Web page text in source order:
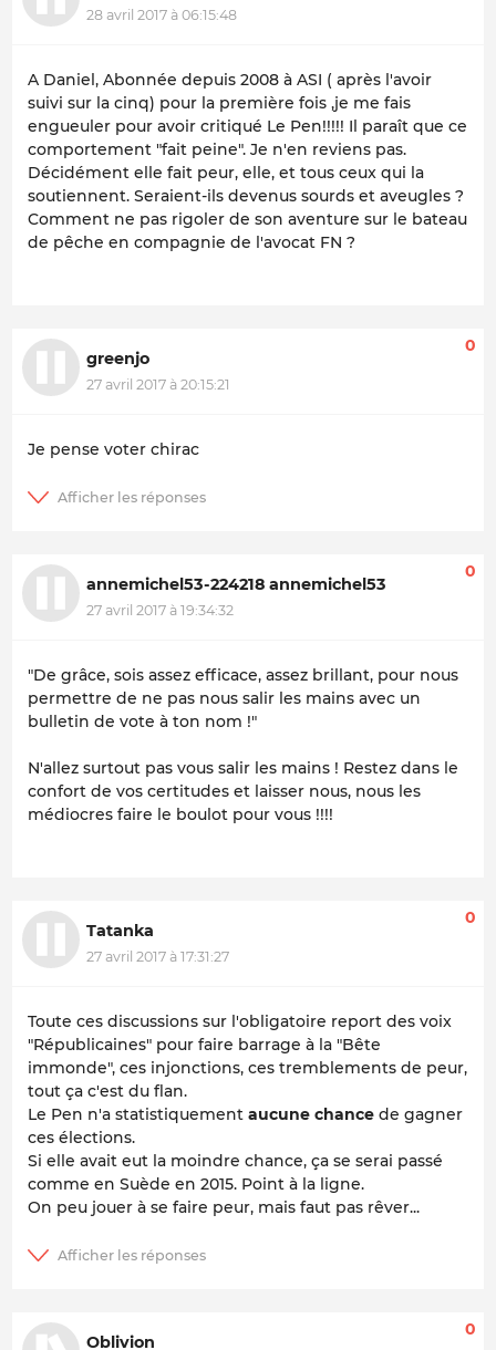
28 avril 2017 à 06:15:48
A Daniel, Abonnée depuis 2008 à ASI ( après l'avoir
suivi sur la cinq) pour la première fois ,je me fais
engueuler pour avoir critiqué Le Pen!!!!! Il paraît que ce
comportement "fait peine". Je n'en reviens pas.
Décidément elle fait peur, elle, et tous ceux qui la
soutiennent. Seraient-ils devenus sourds et aveugles ?
Comment ne pas rigoler de son aventure sur le bateau
de pêche en compagnie de l'avocat FN ?
greenjo
27 avril 2017 à 20:15:21
0
Je pense voter chirac
annemichel53-224218 annemichel53
27 avril 2017 à 19:34:32
0
"De grâce, sois assez efficace, assez brillant, pour nous
permettre de ne pas nous salir les mains avec un
bulletin de vote à ton nom !"
N'allez surtout pas vous salir les mains ! Restez dans le
confort de vos certitudes et laisser nous, nous les
médiocres faire le boulot pour vous !!!!
Tatanka
27 avril 2017 à 17:31:27
0
Toute ces discussions sur l'obligatoire report des voix
"Républicaines" pour faire barrage à la "Bête
immonde", ces injonctions, ces tremblements de peur,
tout ça c'est du flan.
Le Pen n'a statistiquement aucune chance de gagner
ces élections.
Si elle avait eut la moindre chance, ça se serai passé
comme en Suède en 2015. Point à la ligne.
On peu jouer à se faire peur, mais faut pas rêver...
Oblivion
0